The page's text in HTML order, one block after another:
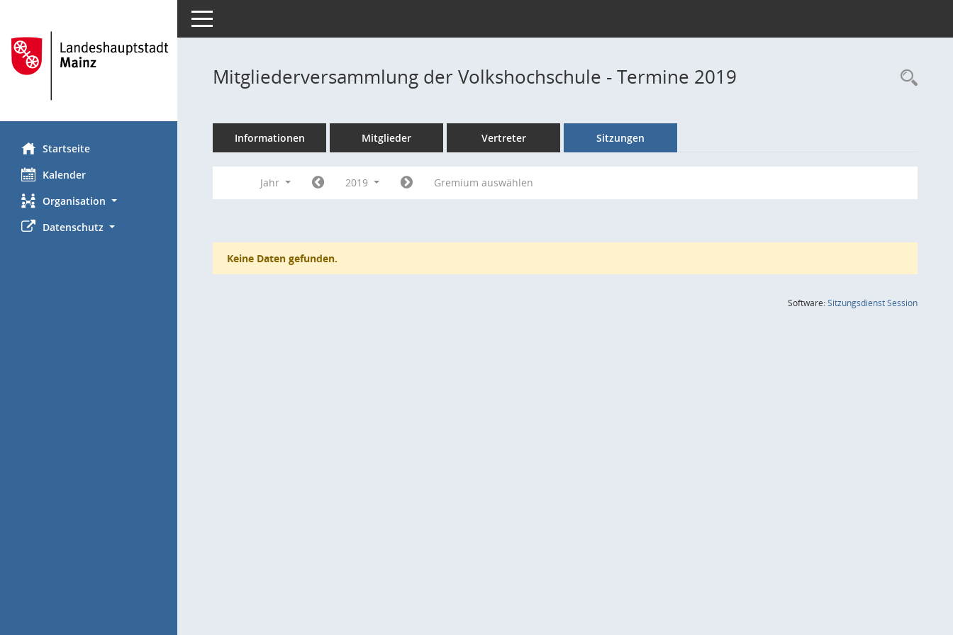
Startseite
Kalender
Organisation
Datenschutz
Toggle navigation
Mitgliederversammlung der Volkshochschule - Termine 2019
Informationen Mitglieder Vertreter Sitzungen
Jahr 2019 Gremium auswählen
Keine Daten gefunden.
Software:SitzungsdienstSession(Wird in